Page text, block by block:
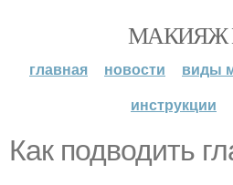
МАКИЯЖ
главная новости виды
инструкции
Как подводить